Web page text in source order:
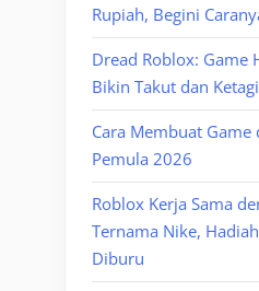
Rupiah, Begini
Dread Roblox: Game
Bikin Takut dan
Cara Membuat
Pemula 2026
Roblox Kerja Sama
Ternama Nike,
Diburu